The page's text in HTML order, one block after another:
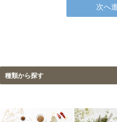
種類から探す